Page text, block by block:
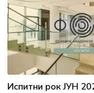
Испитни рок ЈУН